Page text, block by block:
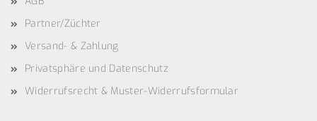
Partner/Züchter
Versand- & Zahlung
Privatsphäre und Datenschutz
Widerrufsrecht & Muster-Widerrufsformular